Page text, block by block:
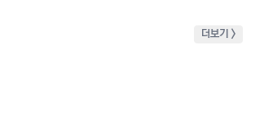
더보기 >